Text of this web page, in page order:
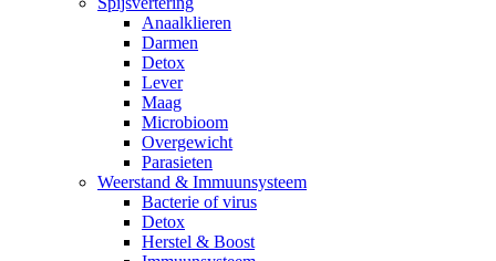
Anaalklieren
Darmen
Detox
Lever
Maag
Microbioom
Overgewicht
Parasieten
Weerstand & Immuunsysteem
Bacterie of virus
Detox
Herstel & Boost